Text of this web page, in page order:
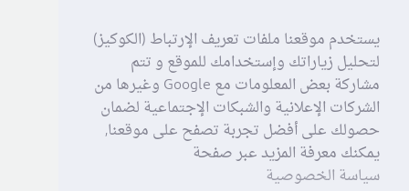
يستخدم موقعنا ملفات تعريف الإرتباط (الكوكيز)
لتحليل زياراتك وإستخدامك للموقع و تتم
مشاركة بعض المعلومات مع Google وغيرها من
الشركات الإعلانية والشبكات الإجتماعية لضمان
حصولك على أفضل تجربة تصفح على موقعنا,
يمكنك معرفة المزيد عبر صفحة
سياسة الخصوصية